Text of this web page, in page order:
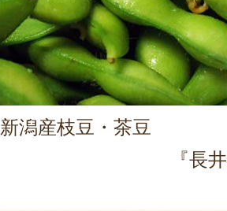
新潟産枝豆・茶豆
『長